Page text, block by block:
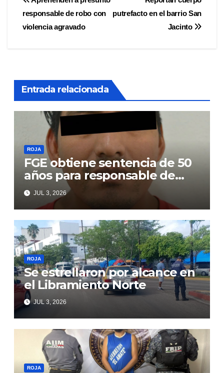
de
putrefacto en el barrio San
Jacinto
responsable de robo con
violencia agravado
Entrada relacionada
ROJA
FGE obtiene sentencia de 50
años para responsable de
secuestro agravado
JUL 3, 2026
ROJA
Se estrellaron por alcance en
el Libramiento Norte
JUL 3, 2026
ROJA